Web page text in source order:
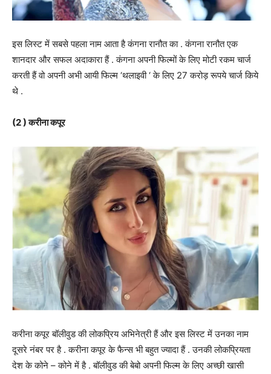
इस लिस्ट में सबसे पहला नाम आता है कंगना रानौत का . कंगना रानौत एक
शानदार और सफल अदाकारा हैं . कंगना अपनी फिल्मों के लिए मोटी रकम चार्ज
करती हैं वो अपनी अभी आयी फिल्म ‘थलाइवी ‘ के लिए 27 करोड़ रूपये चार्ज किये
थे .
(2 ) करीना कपूर
करीना कपूर बॉलीवुड की लोकप्रिय अभिनेत्री हैं और इस लिस्ट में उनका नाम
दूसरे नंबर पर है . करीना कपूर के फैन्स भी बहुत ज्यादा हैं . उनकी लोकप्रियता
देश के कोने – कोने में है . बॉलीवुड की बेबो अपनी फिल्म के लिए अच्छी खासी